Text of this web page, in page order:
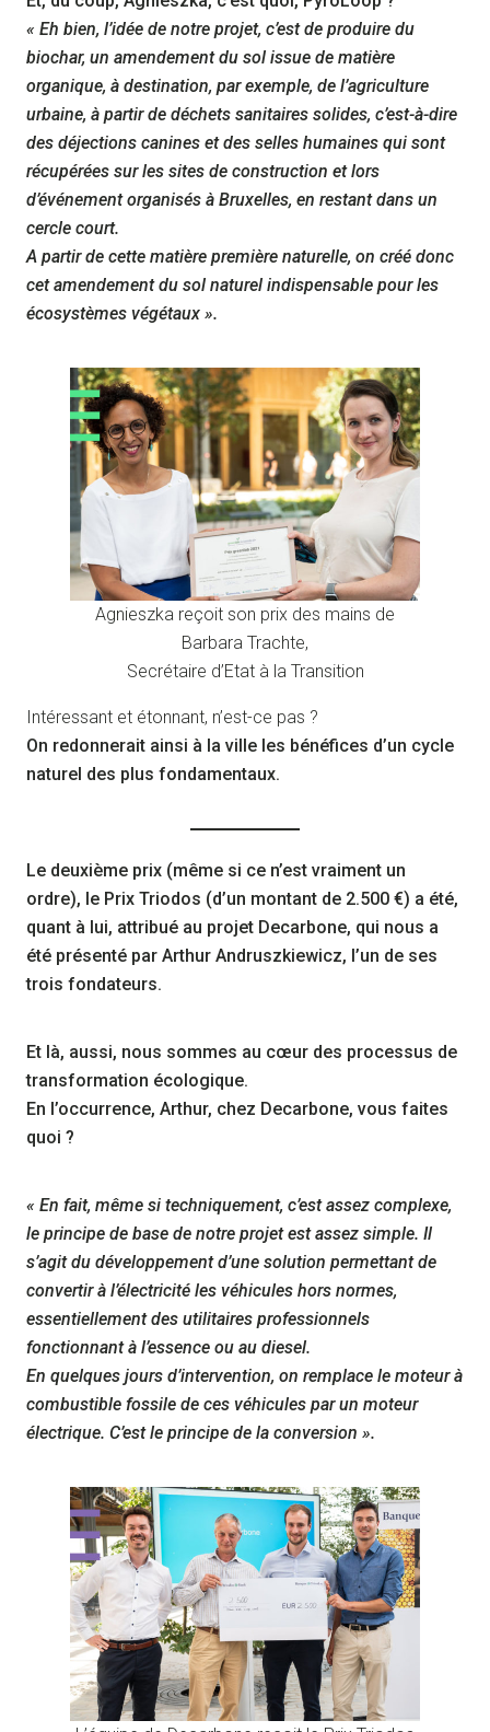
« Eh bien, l’idée de notre projet, c’est de produire du
biochar, un amendement du sol issue de matière
organique, à destination, par exemple, de l’agriculture
urbaine, à partir de déchets sanitaires solides, c’est-à-dire
des déjections canines et des selles humaines qui sont
récupérées sur les sites de construction et lors
d’événement organisés à Bruxelles, en restant dans un
cercle court.
A partir de cette matière première naturelle, on créé donc
cet amendement du sol naturel indispensable pour les
écosystèmes végétaux ».
Agnieszka reçoit son prix des mains de
Barbara Trachte,
Secrétaire d’Etat à la Transition
Intéressant et étonnant, n’est-ce pas ?
On redonnerait ainsi à la ville les bénéfices d’un cycle
naturel des plus fondamentaux.
Le deuxième prix (même si ce n’est vraiment un
ordre), le Prix Triodos (d’un montant de 2.500 €) a été,
quant à lui, attribué au projet Decarbone, qui nous a
été présenté par Arthur Andruszkiewicz, l’un de ses
trois fondateurs.
Et là, aussi, nous sommes au cœur des processus de
transformation écologique.
En l’occurrence, Arthur, chez Decarbone, vous faites
quoi ?
« En fait, même si techniquement, c’est assez complexe,
le principe de base de notre projet est assez simple. Il
s’agit du développement d’une solution permettant de
convertir à l’électricité les véhicules hors normes,
essentiellement des utilitaires professionnels
fonctionnant à l’essence ou au diesel.
En quelques jours d’intervention, on remplace le moteur à
combustible fossile de ces véhicules par un moteur
électrique. C’est le principe de la conversion ».